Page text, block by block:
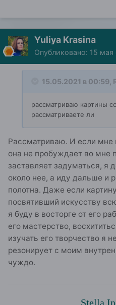
Yuliya Krasina
Опубликовано: 15 мая
15.05.2021 в 00:59,
рассматриваю картины
рассматриваете ли
Рассматриваю. И если мне
она не пробуждает во мне
заставляет задуматься, я
около нее, а иду дальше и
полотна. Даже если
посвятивший искусству
я буду в восторге от его
его мастерство,
изучать его творчество я
резонирует с моим
чуждо.
Stella